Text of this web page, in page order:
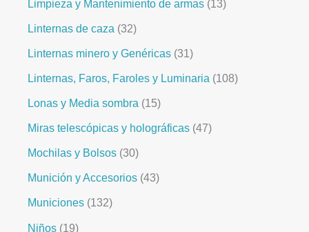
Limpieza y Mantenimiento de armas 13
Linternas de caza 32
Linternas minero y Genéricas 31
Linternas, Faros, Faroles y Luminaria 108
Lonas y Media sombra 15
Miras telescópicas y holográficas 47
Mochilas y Bolsos 30
Munición y Accesorios 43
Municiones 132
Niños 19